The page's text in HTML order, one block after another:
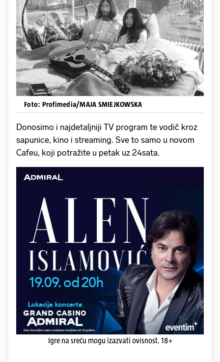
Foto: Profimedia/MAJA SMIEJKOWSKA
Donosimo i najdetaljniji TV program te vodič kroz
sapunice, kino i streaming. Sve to samo u novom
Cafeu, koji potražite u petak uz 24sata.
Igre na sreću mogu izazvati ovisnost. 18+